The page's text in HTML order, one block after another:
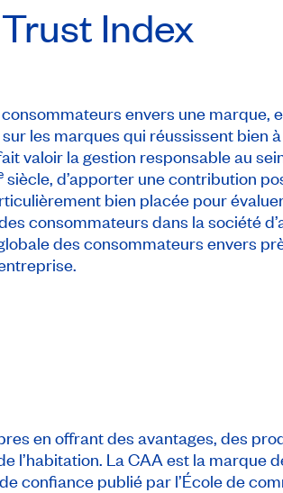
Index
envers une marque,
les marques qui réussissent bien
valoir la gestion responsable au
siècle, d’apporter une contribution
bien placée pour
consommateurs dans la société
des consommateurs envers
en offrant des avantages, des
l’habitation. La CAA est la marque
confiance publié par l’École de